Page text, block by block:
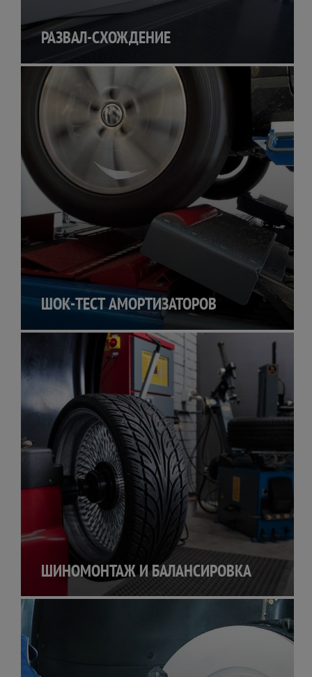
РАЗВАЛ-СХОЖДЕНИЕ
ШОК-ТЕСТ АМОРТИЗАТОРОВ
ШИНОМОНТАЖ И БАЛАНСИРОВКА